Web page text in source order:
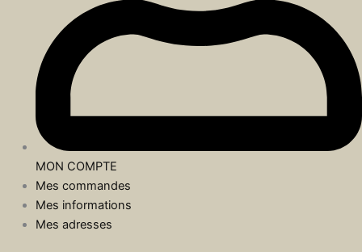
MON COMPTE
Mes commandes
Mes informations
Mes adresses